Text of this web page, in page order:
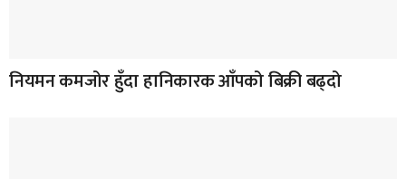
नियमन कमजोर हुँदा हानिकारक आँपको बिक्री बढ्दो